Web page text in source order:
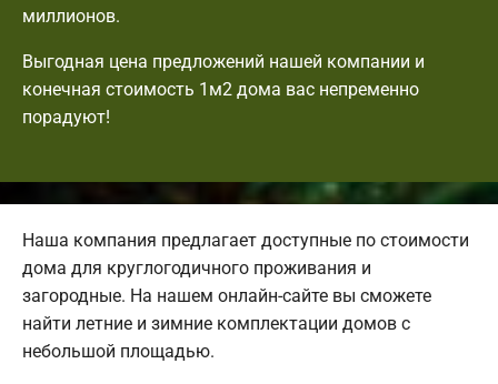
миллионов.
Выгодная цена предложений нашей компании и
конечная стоимость 1м2 дома вас непременно
порадуют!
Наша компания предлагает доступные по стоимости
дома для круглогодичного проживания и
загородные. На нашем онлайн-сайте вы сможете
найти летние и зимние комплектации домов с
небольшой площадью.